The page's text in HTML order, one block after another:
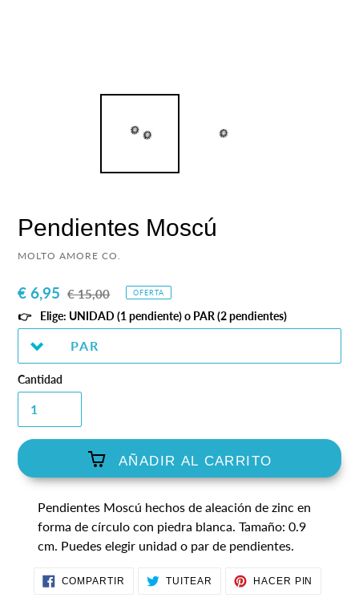
Pendientes Moscú
PROVEEDOR
MOLTO AMORE CO.
Precio
de
venta
€ 6,95 Precio
habitual
€ 15,00 OFERTA
Elige: UNIDAD (1 pendiente) o PAR (2 pendientes)
Cantidad
AÑADIR AL CARRITO
producto
carrito
Pendientes Moscú hechos de aleación de zinc en
forma de círculo con piedra blanca. Tamaño: 0.9
cm. Puedes elegir unidad o par de pendientes.
COMPARTIR COMPARTIRTUITEAR TUITEARHACER PIN